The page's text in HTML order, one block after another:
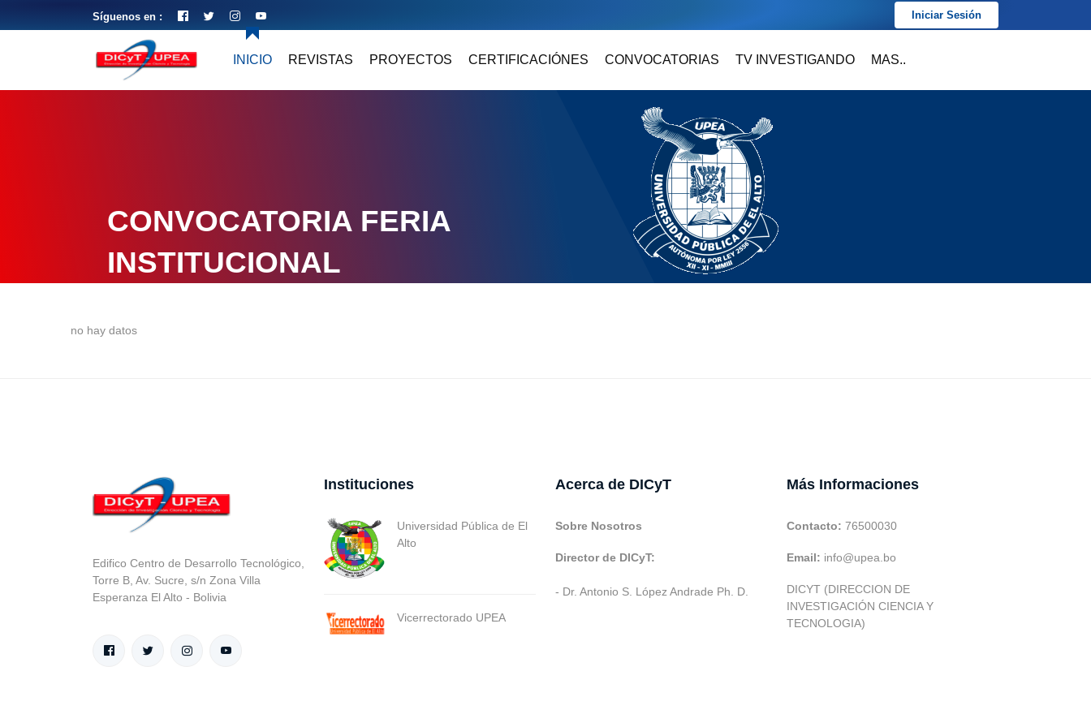
Síguenos en : Iniciar Sesión
INICIO REVISTAS PROYECTOS CERTIFICACIÓNES CONVOCATORIAS TV INVESTIGANDO MAS..
CONVOCATORIA FERIA
INSTITUCIONAL
no hay datos
Edifico Centro de Desarrollo Tecnológico,
Torre B, Av. Sucre, s/n Zona Villa
Esperanza El Alto - Bolivia
Instituciones
Universidad Pública de El
Alto
Vicerrectorado UPEA
Acerca de DICyT
Sobre Nosotros
Director de DICyT:
- Dr. Antonio S. López Andrade Ph. D.
Más Informaciones
Contacto: 76500030
Email: info@upea.bo
DICYT (DIRECCION DE
INVESTIGACIÓN CIENCIA Y
TECNOLOGIA)